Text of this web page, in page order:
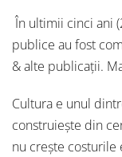
În ultimii cinci ani
publice au fost
& alte publicații.
Cultura e unul
construiește din
nu crește costurile